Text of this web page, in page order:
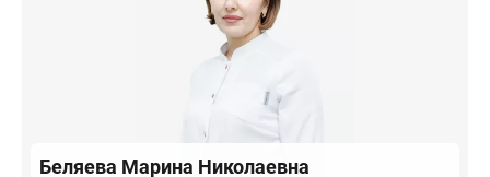
Беляева Марина Николаевна